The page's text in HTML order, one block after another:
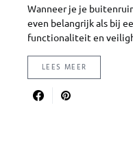
Wanneer je je
even belangrijk als bij
functionaliteit en
LEES MEER